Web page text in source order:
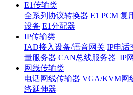
E1传输类
全系列协议转换器 E1 PCM 复
设备 E1分配器
IP传输类
IAD接入设备/语音网关 IP电话
量服务器 CAN总线服务器 IP
网线传输类
电话网线传输器 VGA/KVM网
络延伸器